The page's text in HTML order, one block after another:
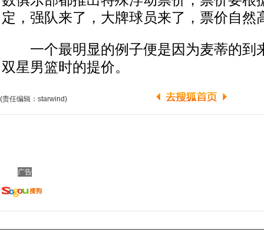
定，强队来了，大牌球员来了，票价自然
一个最明显的例子便是因为麦蒂的到
双星男篮时的提价。
(责任编辑：starwind)
广告